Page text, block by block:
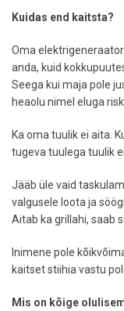
Kuidas end kaitsta?
Oma
anda, kuid
Seega kui maja pole
heaolu nimel eluga
Ka oma tuulik ei aita.
tugeva tuulega tuulik
Jääb üle vaid
valgusele loota ja
Aitab ka grillahi, saab
Inimene pole
kaitset stiihia vastu
Mis on kõige